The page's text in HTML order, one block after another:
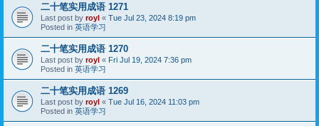
二十笔实用成语 1271
Last post by royl « Tue Jul 23, 2024 8:19 pm
Posted in 英语学习
二十笔实用成语 1270
Last post by royl « Fri Jul 19, 2024 7:36 pm
Posted in 英语学习
二十笔实用成语 1269
Last post by royl « Tue Jul 16, 2024 11:03 pm
Posted in 英语学习